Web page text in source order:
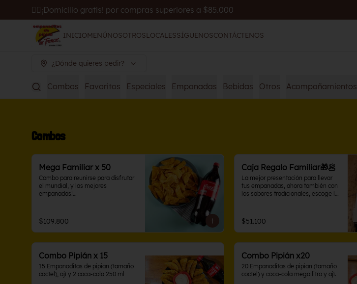
🚴‍♂️¡Domicilio gratis! por compras superiores a $85.000
INICIOMENÚNOSOTROSLOCALESSÍGUENOSCONTÁCTENOS
¿Dónde quieres pedir?
Combos Favoritos Especiales Empanadas Bebidas Otros Acompañamientos
Combos
Mega Familiar x 50
Combo para reunirse para disfrutar
el mundial, y las mejores
empanadas!
$109.800
Caja Regalo Familiar🎁🥟
La mejor presentación para llevar
tus empanadas, ahora también con
los sabores tradicionales, escoge la
compartir
$51.100
Combo Pipián x 15
15 Empanaditas de pipian (tamaño
coctel), ají y 2 coca-cola 250 ml
Combo Pipián x20
20 Empanaditas de pipian (tamaño
coctel) y coca-cola mega litro y ají.